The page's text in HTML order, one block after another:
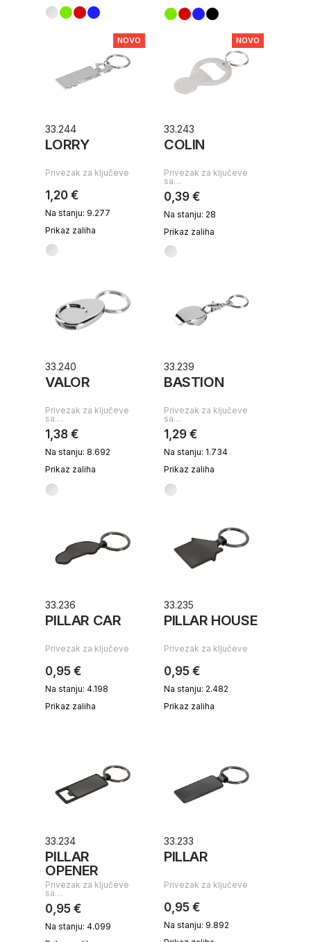
NOVO
33.244
LORRY
Privezak za ključeve
1,20 €
Na stanju: 9.277
Prikaz zaliha
NOVO
33.243
COLIN
Privezak za ključeve
sa…
0,39 €
Na stanju: 28
Prikaz zaliha
33.240
VALOR
Privezak za ključeve
sa…
1,38 €
Na stanju: 8.692
Prikaz zaliha
33.239
BASTION
Privezak za ključeve
sa…
1,29 €
Na stanju: 1.734
Prikaz zaliha
33.236
PILLAR CAR
Privezak za ključeve
0,95 €
Na stanju: 4.198
Prikaz zaliha
33.235
PILLAR HOUSE
Privezak za ključeve
0,95 €
Na stanju: 2.482
Prikaz zaliha
33.234
PILLAR
OPENER
Privezak za ključeve
sa…
0,95 €
Na stanju: 4.099
33.233
PILLAR
Privezak za ključeve
0,95 €
Na stanju: 9.892